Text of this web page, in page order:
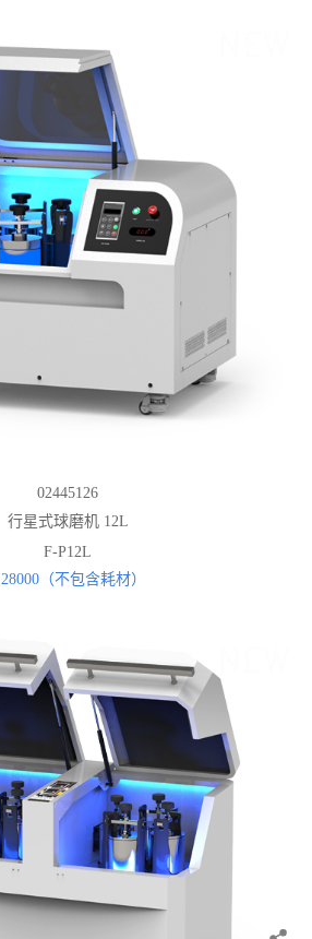
02445126
行星式球磨机 12L
F-P12L
28000（不包含耗材）